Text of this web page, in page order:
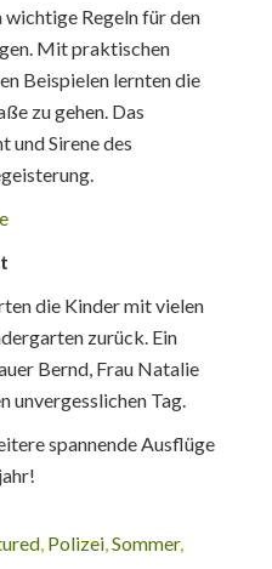
Regeln für den
Mit praktischen
Beispielen lernten die
zu gehen. Das
und Sirene des
die Kinder mit vielen
zurück. Ein
Bernd, Frau Natalie
unvergesslichen Tag.
spannende Ausflüge
, Polizei,Sommer,